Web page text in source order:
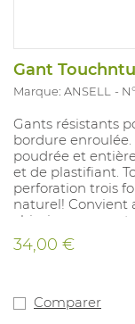
Gant
Marque: ANSELL
Gants résistants
bordure
poudrée et
et de plastifiant.
perforation trois
naturel! Convient
chimique, au
d'assemblage de
- 8/8,5 - 9/9,5 - 10.
EN421,EN 1149-5,
34,00 €
Comparer